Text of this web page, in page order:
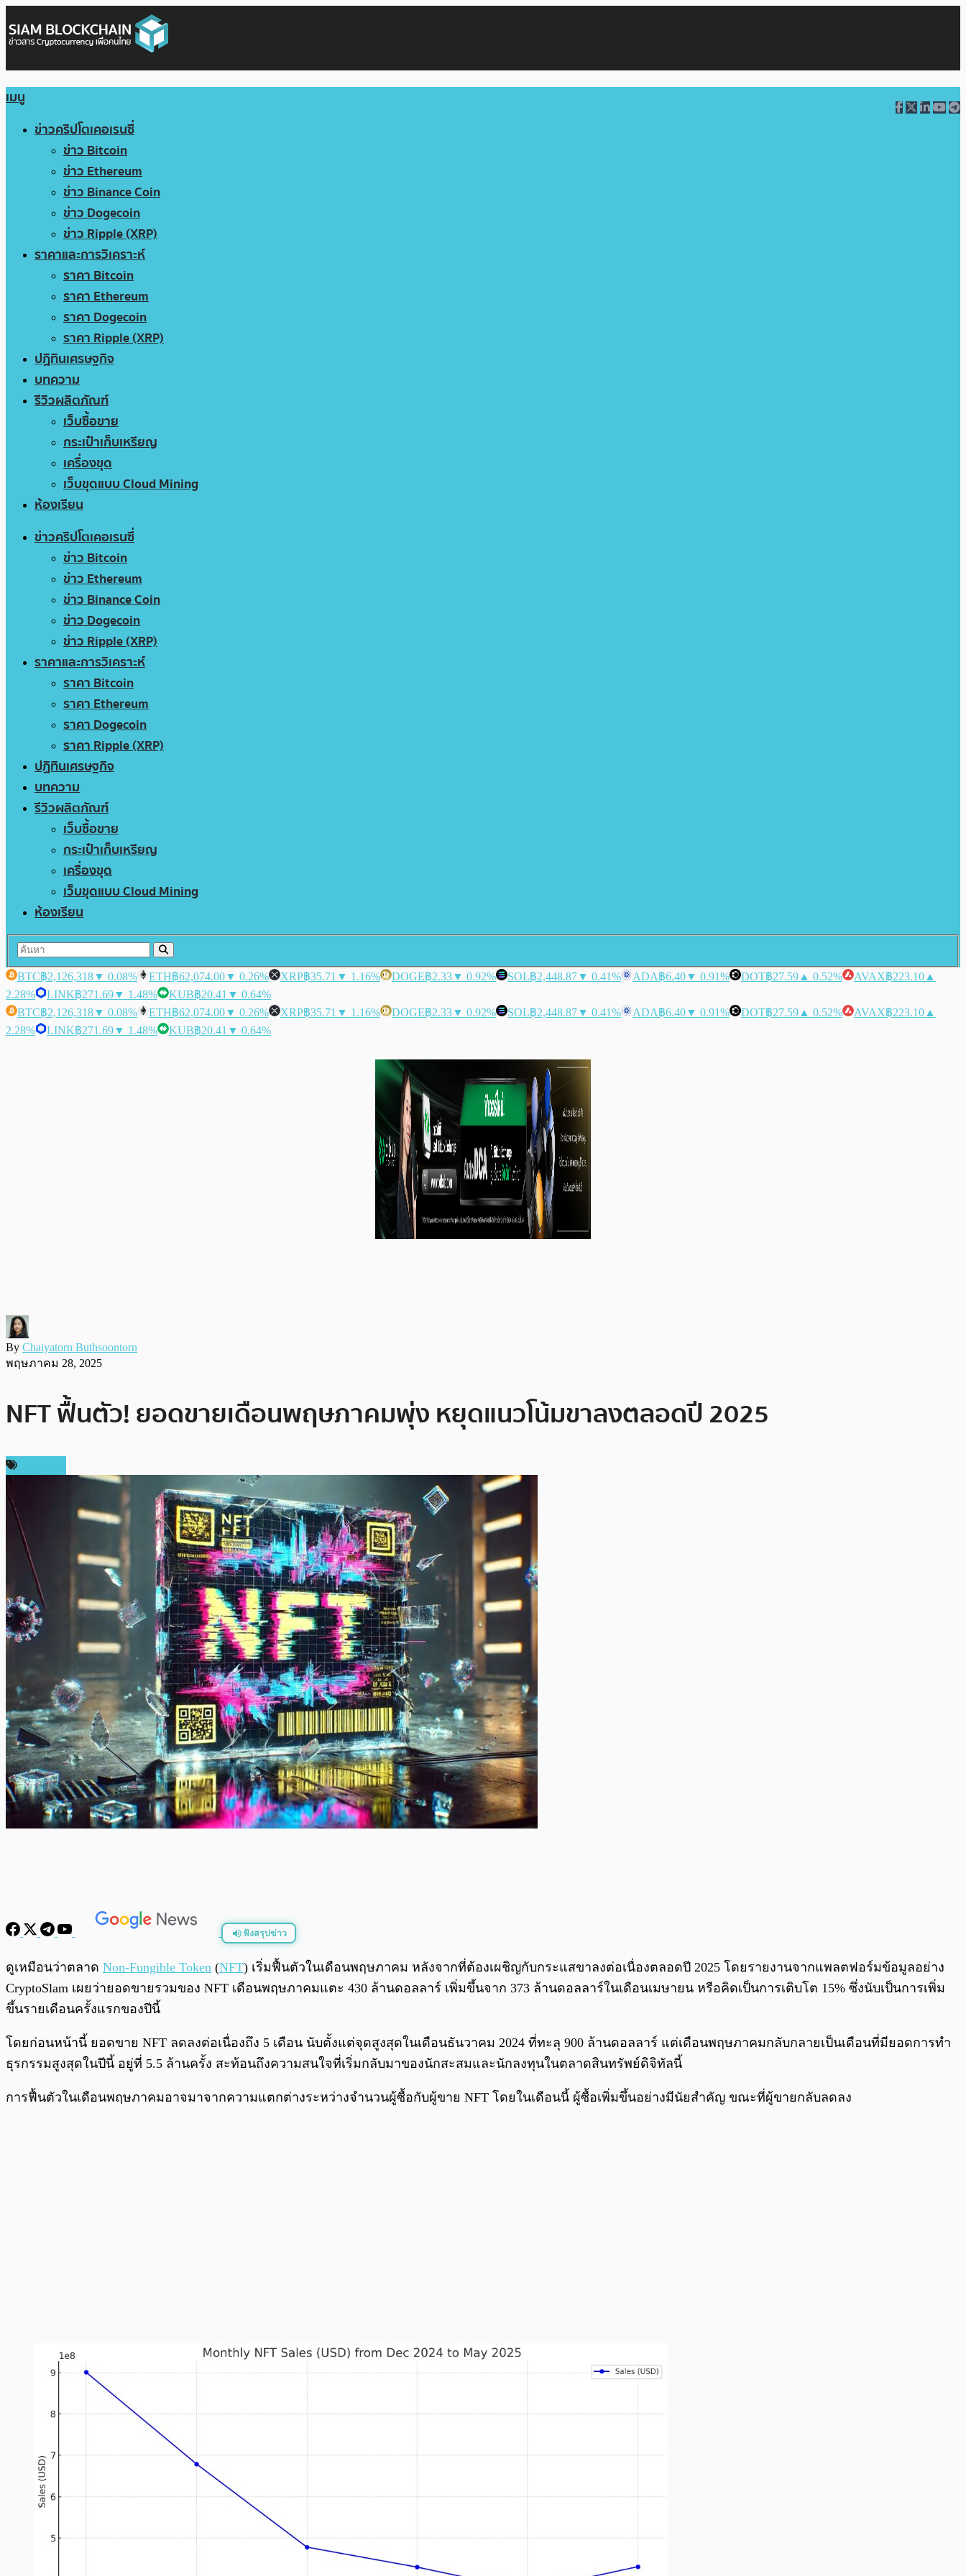
เมนู
ข่าวคริปโตเคอเรนซี่
ข่าว Bitcoin
ข่าว Ethereum
ข่าว Binance Coin
ข่าว Dogecoin
ข่าว Ripple (XRP)
ราคาและการวิเคราะห์
ราคา Bitcoin
ราคา Ethereum
ราคา Dogecoin
ราคา Ripple (XRP)
ปฏิทินเศรษฐกิจ
บทความ
รีวิวผลิตภัณฑ์
เว็บซื้อขาย
กระเป๋าเก็บเหรียญ
เครื่องขุด
เว็บขุดแบบ Cloud Mining
ห้องเรียน
ข่าวคริปโตเคอเรนซี่
ข่าว Bitcoin
ข่าว Ethereum
ข่าว Binance Coin
ข่าว Dogecoin
ข่าว Ripple (XRP)
ราคาและการวิเคราะห์
ราคา Bitcoin
ราคา Ethereum
ราคา Dogecoin
ราคา Ripple (XRP)
ปฏิทินเศรษฐกิจ
บทความ
รีวิวผลิตภัณฑ์
เว็บซื้อขาย
กระเป๋าเก็บเหรียญ
เครื่องขุด
เว็บขุดแบบ Cloud Mining
ห้องเรียน
BTC฿2,126,318▼ 0.08% ETH฿62,074.00▼ 0.26% XRP฿35.71 ▼ 1.16% DOGE฿2.33▼ 0.92% SOL฿2,448.87▼ 0.41% ADA฿6.40▼ 0.91% DOT฿27.59 ▲ 0.52% AVAX฿223.10 ▲
2.28%
LINK฿271.69▼ 1.48% KUB฿20.41 ▼ 0.64%
BTC฿2,126,318▼ 0.08% ETH฿62,074.00▼ 0.26% XRP฿35.71 ▼ 1.16% DOGE฿2.33▼ 0.92% SOL฿2,448.87▼ 0.41% ADA฿6.40▼ 0.91% DOT฿27.59 ▲ 0.52% AVAX฿223.10 ▲
2.28%
LINK฿271.69▼ 1.48% KUB฿20.41 ▼ 0.64%
By Chaiyatorn Buthsoontorn
พฤษภาคม 28, 2025
NFT ฟื้นตัว! ยอดขายเดือนพฤษภาคมพุ่ง หยุดแนวโน้มขาลงตลอดปี 2025
ฟังสรุปข่าว
พร้อมเล่น 0:00 /
ดูเหมือนว่าตลาด Non-Fungible Token (NFT) เริ่มฟื้นตัวในเดือนพฤษภาคม หลังจากที่ต้องเผชิญกับกระแสขาลงต่อเนื่องตลอดปี 2025 โดยรายงานจากแพลตฟอร์มข้อมูลอย่าง
CryptoSlam เผยว่ายอดขายรวมของ NFT เดือนพฤษภาคมแตะ 430 ล้านดอลลาร์ เพิ่มขึ้นจาก 373 ล้านดอลลาร์ในเดือนเมษายน หรือคิดเป็นการเติบโต 15% ซึ่งนับเป็นการเพิ่ม
ขึ้นรายเดือนครั้งแรกของปีนี้
โดยก่อนหน้านี้ ยอดขาย NFT ลดลงต่อเนื่องถึง 5 เดือน นับตั้งแต่จุดสูงสุดในเดือนธันวาคม 2024 ที่ทะลุ 900 ล้านดอลลาร์ แต่เดือนพฤษภาคมกลับกลายเป็นเดือนที่มียอดการทำ
ธุรกรรมสูงสุดในปีนี้ อยู่ที่ 5.5 ล้านครั้ง สะท้อนถึงความสนใจที่เริ่มกลับมาของนักสะสมและนักลงทุนในตลาดสินทรัพย์ดิจิทัลนี้
การฟื้นตัวในเดือนพฤษภาคมอาจมาจากความแตกต่างระหว่างจำนวนผู้ซื้อกับผู้ขาย NFT โดยในเดือนนี้ ผู้ซื้อเพิ่มขึ้นอย่างมีนัยสำคัญ ขณะที่ผู้ขายกลับลดลง